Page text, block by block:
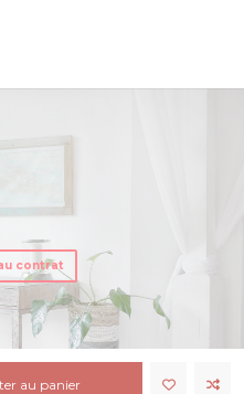
au panier
contrat